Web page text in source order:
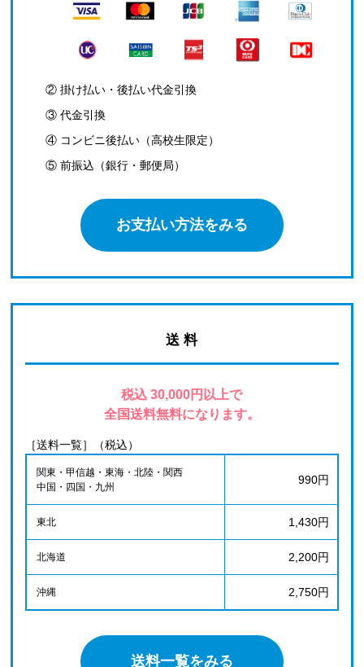
② 掛け払い・後払い代金引換
③ 代金引換
④ コンビニ後払い（高校生限定）
⑤ 前振込（銀行・郵便局）
お支払い方法をみる
送 料
税込 30,000円以上で
全国送料無料になります。
［送料一覧］（税込）
関東・甲信越・東海・北陸・関西
中国・四国・九州
990円
東北 1,430円
北海道 2,200円
沖縄 2,750円
送料一覧をみる